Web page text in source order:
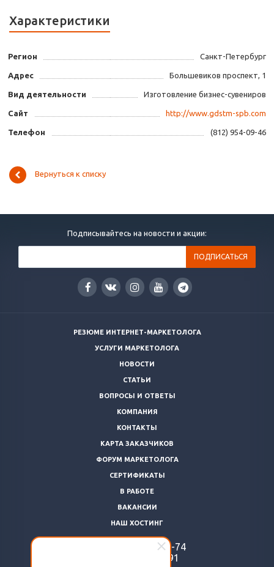
Характеристики
Регион Санкт-Петербург
Адрес Большевиков проспект, 1
Вид деятельности Изготовление бизнес-сувениров
Сайт http://www.gdstm-spb.com
Телефон (812) 954-09-46
Вернуться к списку
Подписывайтесь на новости и акции:
РЕЗЮМЕ ИНТЕРНЕТ-МАРКЕТОЛОГА
УСЛУГИ МАРКЕТОЛОГА
НОВОСТИ
СТАТЬИ
ВОПРОСЫ И ОТВЕТЫ
КОМПАНИЯ
КОНТАКТЫ
КАРТА ЗАКАЗЧИКОВ
ФОРУМ МАРКЕТОЛОГА
СЕРТИФИКАТЫ
В РАБОТЕ
ВАКАНСИИ
НАШ ХОСТИНГ
922-48-74
869-64-91